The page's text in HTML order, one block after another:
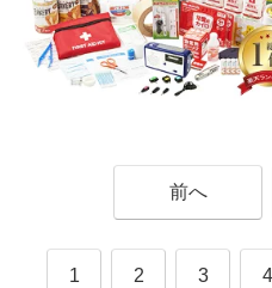
前へ
1 2 3 4